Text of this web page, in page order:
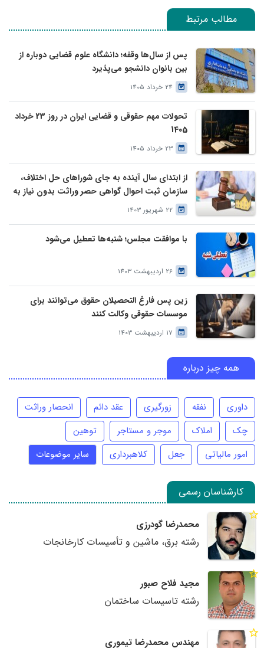
مطالب مرتبط
پس از سال‌ها وقفه؛ دانشگاه علوم قضایی دوباره از
بین بانوان دانشجو می‌پذیرد
24 خرداد 1405
تحولات مهم حقوقی و قضایی ایران در روز 23 خرداد
1405
23 خرداد 1405
از ابتدای سال آینده به جای شوراهای حل اختلاف،
سازمان ثبت احوال گواهی حصر وراثت بدون نیاز به
درخواست وراث صادر خواهد کرد
22 شهریور 1403
با موافقت مجلس؛ شنبه‌ها تعطیل می‌شود
26 اردیبهشت 1403
زین پس فارغ التحصیلان حقوق می‌توانند برای
موسسات حقوقی وکالت کنند
17 اردیبهشت 1403
همه چیز درباره
داوری نفقه زورگیری عقد دائم
انحصار وراثت
چک
املاک موجر و مستاجر
توهین
امور مالیاتی
جعل کلاهبرداری سایر موضوعات
کارشناسان رسمی
محمدرضا گودرزی
رشته برق، ماشین و تأسیسات کارخانجات
مجید فلاح صبور
رشته تاسیسات ساختمان
مهندس محمدرضا تیموری